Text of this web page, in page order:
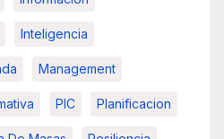
Inteligencia
Management
PIC Planificacion